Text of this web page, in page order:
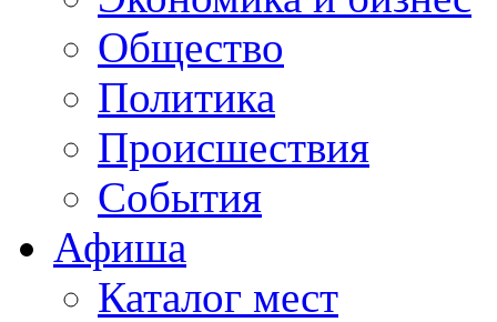
Общество
Политика
Происшествия
События
Афиша
Каталог мест